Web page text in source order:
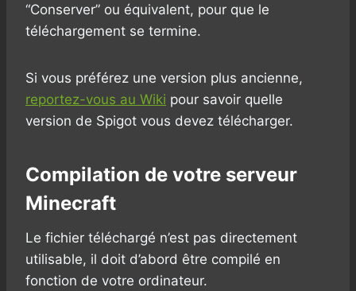
“Conserver” ou équivalent, pour que le
téléchargement se termine.
Si vous préférez une version plus ancienne,
reportez-vous au Wiki pour savoir quelle
version de Spigot vous devez télécharger.
Compilation de votre serveur
Minecraft
Le fichier téléchargé n’est pas directement
utilisable, il doit d’abord être compilé en
fonction de votre ordinateur.